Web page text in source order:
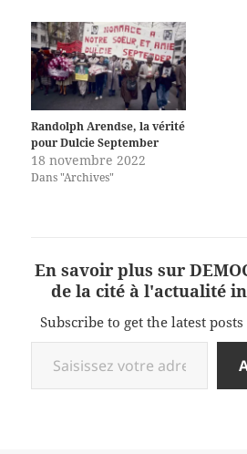
capitalisme à la manœuvre
au mépris des peuples et de la
démocratie comme de sa
représentation.…
Randolph Arendse, la vérité
pour Dulcie September
18 novembre 2022
Dans "Archives"
En savoir plus sur
de la cité à l'actualité
Subscribe to get the latest
Saisissez votre adresse e-mail…